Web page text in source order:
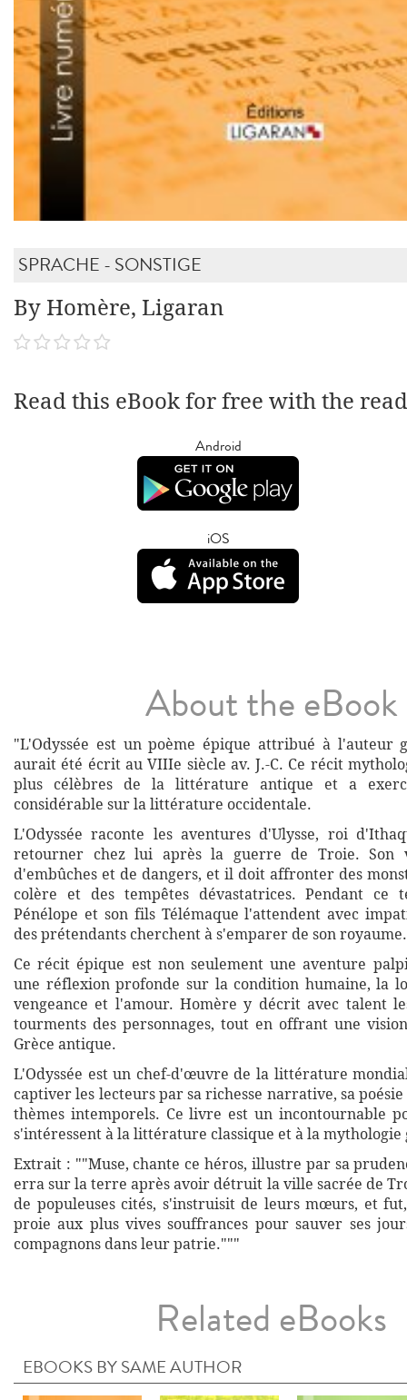
SPRACHE - SONSTIGE
By Homère, Ligaran
Read this eBook for free with the
Android
iOS
About the eBook
"L'Odyssée est un poème épique attribué à l'auteur
aurait été écrit au VIIIe siècle av. J.-C. Ce récit
plus célèbres de la littérature antique et a
considérable sur la littérature occidentale.
L'Odyssée raconte les aventures d'Ulysse, roi
retourner chez lui après la guerre de Troie. Son
d'embûches et de dangers, et il doit affronter des
colère et des tempêtes dévastatrices. Pendant ce
Pénélope et son fils Télémaque l'attendent avec
des prétendants cherchent à s'emparer de son royaume.
Ce récit épique est non seulement une aventure
une réflexion profonde sur la condition humaine, la
vengeance et l'amour. Homère y décrit avec talent
tourments des personnages, tout en offrant une
Grèce antique.
L'Odyssée est un chef-d'œuvre de la littérature
captiver les lecteurs par sa richesse narrative, sa
thèmes intemporels. Ce livre est un incontournable
s'intéressent à la littérature classique et à la mythologie
Extrait : ""Muse, chante ce héros, illustre par sa
erra sur la terre après avoir détruit la ville sacrée de
de populeuses cités, s'instruisit de leurs mœurs, et
proie aux plus vives souffrances pour sauver ses
compagnons dans leur patrie."""
Related eBooks
EBOOKS BY SAME AUTHOR